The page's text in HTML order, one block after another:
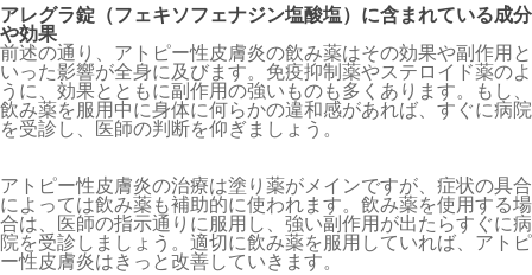
アレグラ錠（フェキソフェナジン塩酸塩）に含まれている成分
や効果
前述の通り、アトピー性皮膚炎の飲み薬はその効果や副作用と
いった影響が全身に及びます。免疫抑制薬やステロイド薬のよ
うに、効果とともに副作用の強いものも多くあります。もし、
飲み薬を服用中に身体に何らかの違和感があれば、すぐに病院
を受診し、医師の判断を仰ぎましょう。
アトピー性皮膚炎の治療は塗り薬がメインですが、症状の具合
によっては飲み薬も補助的に使われます。飲み薬を使用する場
合は、医師の指示通りに服用し、強い副作用が出たらすぐに病
院を受診しましょう。適切に飲み薬を服用していれば、アトピ
ー性皮膚炎はきっと改善していきます。